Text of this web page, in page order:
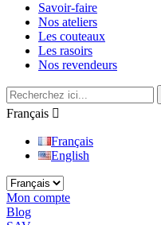
Savoir-faire
Nos ateliers
Les couteaux
Les rasoirs
Nos revendeurs
Français 
Français
English
Mon compte
Blog